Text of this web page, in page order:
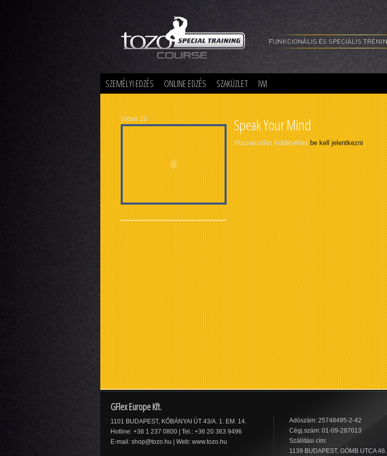
Special Training
SZEMÉLYI EDZÉS ONLINE EDZÉS SZAKÜZLET IWI
Videó 19 Speak Your Mind
Hozzászólás küldéséhezbe kell jelentkezni.
GFlex Europe Kft.
1101 BUDAPEST, KŐBÁNYAI ÚT 43/A. 1. EM. 14.
Hotline: +36 1 237 0800 | Tel.: +36 20 363 9496
E-mail: shop@tozo.hu | Web: www.tozo.hu
Adószám: 25748495-2-42
Cégj.szám: 01-09-287013
Szállítási cím:
1139 BUDAPEST, GÖMB UTCA 46.